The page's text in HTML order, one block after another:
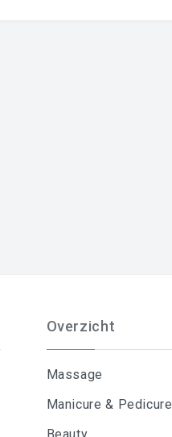
Overzicht
Massage
Manicure & Pedicure